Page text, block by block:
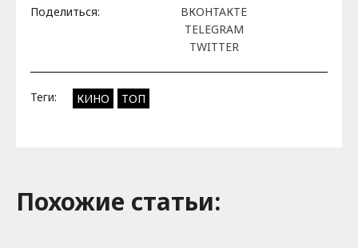
Поделиться:
ВКОНТАКТЕ
TELEGRAM
TWITTER
Теги: КИНО ТОП
Похожие cтатьи: